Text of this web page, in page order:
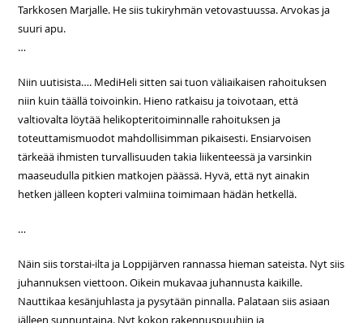
Tarkkosen Marjalle. He siis tukiryhmän vetovastuussa. Arvokas ja
suuri apu.
…
Niin uutisista…. MediHeli sitten sai tuon väliaikaisen rahoituksen
niin kuin täällä toivoinkin. Hieno ratkaisu ja toivotaan, että
valtiovalta löytää helikopteritoiminnalle rahoituksen ja
toteuttamismuodot mahdollisimman pikaisesti. Ensiarvoisen
tärkeää ihmisten turvallisuuden takia liikenteessä ja varsinkin
maaseudulla pitkien matkojen päässä. Hyvä, että nyt ainakin
hetken jälleen kopteri valmiina toimimaan hädän hetkellä.
…
Näin siis torstai-ilta ja Loppijärven rannassa hieman sateista. Nyt siis
juhannuksen viettoon. Oikein mukavaa juhannusta kaikille.
Nauttikaa kesänjuhlasta ja pysytään pinnalla. Palataan siis asiaan
jälleen sunnuntaina. Nyt kokon rakennuspuuhiin ja